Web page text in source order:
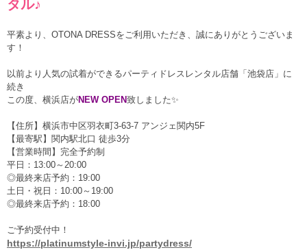
タル♪
平素より、OTONA DRESSをご利用いただき、誠にありがとうございま
す！
以前より人気の試着ができるパーティドレスレンタル店舗「池袋店」に
続き
この度、横浜店がNEW OPEN致しました✨
【住所】横浜市中区羽衣町3-63-7 アンジェ関内5F
【最寄駅】関内駅北口 徒歩3分
【営業時間】完全予約制
平日：13:00～20:00
◎最終来店予約：19:00
土日・祝日：10:00～19:00
◎最終来店予約：18:00
ご予約受付中！
https://platinumstyle-invi.jp/partydress/